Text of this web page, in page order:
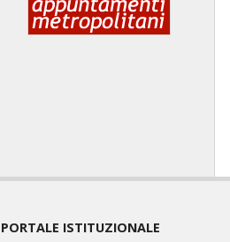
PORTALE ISTITUZIONALE